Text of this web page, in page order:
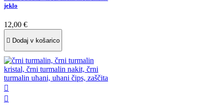
jeklo
12,00 €
 Dodaj v košarico

